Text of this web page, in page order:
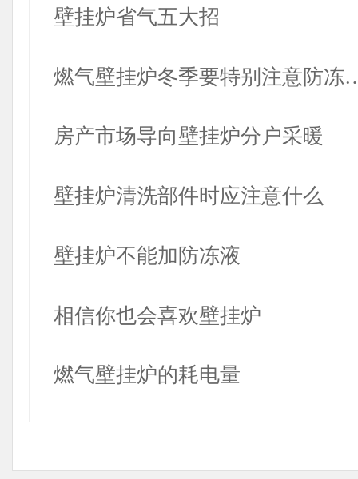
壁挂炉省气五大招
燃气壁挂炉冬季要特别注意防冻
房产市场导向壁挂炉分户采暖
壁挂炉清洗部件时应注意什么
壁挂炉不能加防冻液
相信你也会喜欢壁挂炉
燃气壁挂炉的耗电量